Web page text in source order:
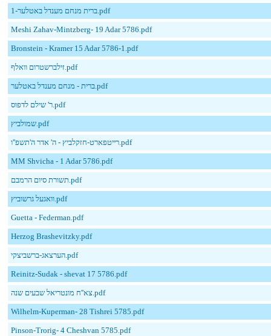
ברית מנחם מענדל באטלער-1.pdf
Meshi Zahav-Mintzberg- 19 Adar 5786.pdf
Bronstein - Kramer 15 Adar 5786-1.pdf
זילברשטרום וואלף.pdf
ברית - מנחם מענדל באטלער.pdf
ר' שילם לדפוס.pdf
שמולביץ.pdf
רייטפארט-חזקלביץ - ה' אדר ה'תשפ''ו.pdf
MM Shvicha - 1 Adar 5786.pdf
תשורת סיום הרמבם.pdf
וואגעל גרשוביץ.pdf
Guetta - Federman.pdf
Herzog Brashevitzky.pdf
הערצאג-ברשביצקי.pdf
Reinitz-Sudak - shevat 17 5786.pdf
צא''ח מונטריאל שבעים שנה.pdf
Wilhelm-Kuperman- 28 Tishrei 5785.pdf
Pinson-Trorig- 4 Cheshvan 5785.pdf